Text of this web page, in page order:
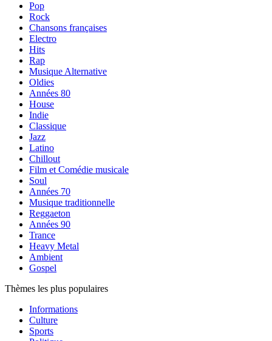
Pop
Rock
Chansons françaises
Electro
Hits
Rap
Musique Alternative
Oldies
Années 80
House
Indie
Classique
Jazz
Latino
Chillout
Film et Comédie musicale
Soul
Années 70
Musique traditionnelle
Reggaeton
Années 90
Trance
Heavy Metal
Ambient
Gospel
Thèmes les plus populaires
Informations
Culture
Sports